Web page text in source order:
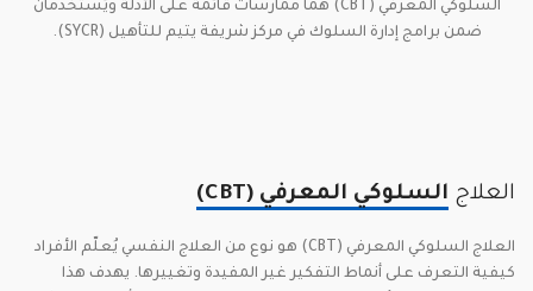
السلوكي المعرفي (CBT) هما ممارسات قائمة على الأدلة ويُستخدمان
ضمن برامج إدارة السلوك في مركز شريفة يتيم للتأهيل (SYCR).
العلاج السلوكي المعرفي (CBT)
العلاج السلوكي المعرفي (CBT) هو نوع من العلاج النفسي يُعلّم الأفراد
كيفية التعرف على أنماط التفكير غير المفيدة وتغييرها. يهدف هذا